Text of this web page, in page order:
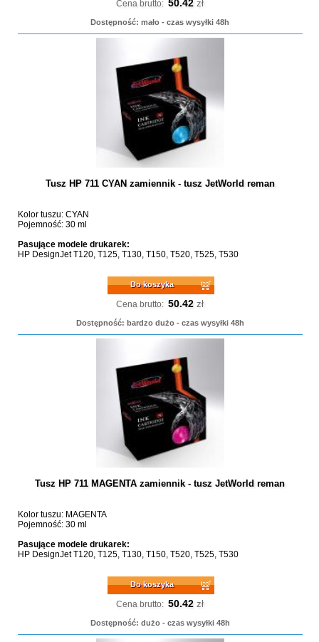
Cena brutto: 50.42 zł
Dostępność: mało - czas wysyłki 48h
Tusz HP 711 CYAN zamiennik - tusz JetWorld reman
Kolor tuszu: CYAN
Pojemność: 30 ml
Pasujące modele drukarek:
HP DesignJet T120, T125, T130, T150, T520, T525, T530
Do koszyka
Cena brutto: 50.42 zł
Dostępność: bardzo dużo - czas wysyłki 48h
Tusz HP 711 MAGENTA zamiennik - tusz JetWorld reman
Kolor tuszu: MAGENTA
Pojemność: 30 ml
Pasujące modele drukarek:
HP DesignJet T120, T125, T130, T150, T520, T525, T530
Do koszyka
Cena brutto: 50.42 zł
Dostępność: dużo - czas wysyłki 48h